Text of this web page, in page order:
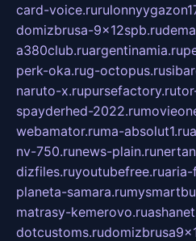
card-voice.ru
domizbrusa-9x12spb.ru
a380club.ruargentinamia.ru
perk-oka.rug-octopus.ru
naruto-x.rupursefactory.ru
spayderhed-2022.ru
webamator.ruma-absolut1.ru
nv-750.runews-plain.ru
dizfiles.ruyoutubefree.ruaria-
planeta-samara.ru
matrasy-kemerovo.ru
dotcustoms.ru